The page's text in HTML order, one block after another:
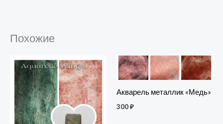
Похожие
Акварель металлик «Медь»
300₽